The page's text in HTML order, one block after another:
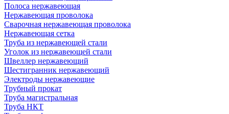
Полоса нержавеющая
Нержавеющая проволока
Сварочная нержавеющая проволока
Нержавеющая сетка
Труба из нержавеющей стали
Уголок из нержавеющей стали
Швеллер нержавеющий
Шестигранник нержавеющий
Электроды нержавеющие
Трубный прокат
Труба магистральная
Труба НКТ